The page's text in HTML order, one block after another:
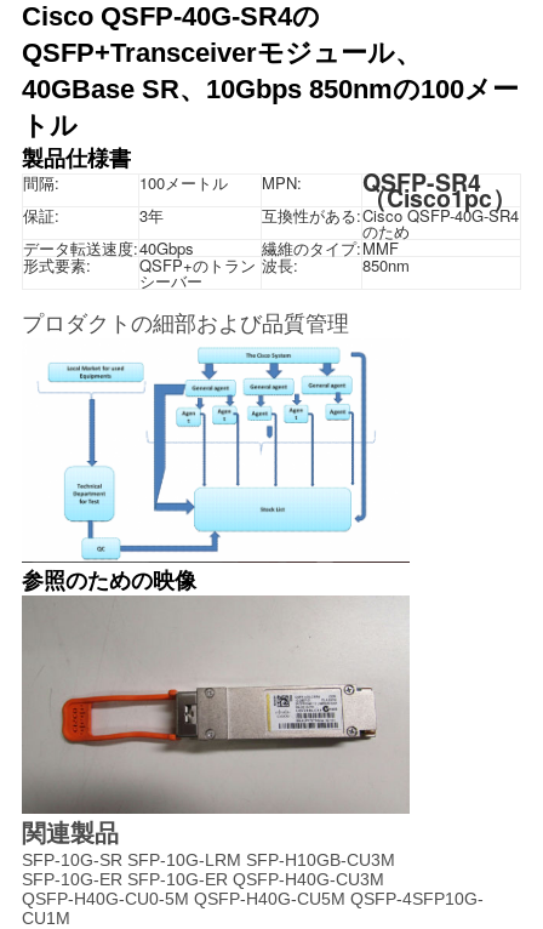
連
絡
く
だ
さ
い
事
SITEMAP
プ
ラ
イ
Cisco QSFP-40G-SR4の
QSFP+Transceiverモジュール、
40GBase SR、10Gbps 850nmの100メー
トル
製品仕様書
間隔: 100メートル MPN: QSFP-SR4
（Cisco1pc）
保証: 3年 互換性がある:Cisco QSFP-40G-SR4
のため
データ転送速度:40Gbps 繊維のタイプ:MMF
形式要素: QSFP+のトラン
シーバー
波長: 850nm
プロダクトの細部および品質管理
参照のための映像
関連製品
SFP-10G-SR SFP-10G-LRM SFP-H10GB-CU3M
SFP-10G-ER SFP-10G-ER QSFP-H40G-CU3M
QSFP-H40G-CU0-5M QSFP-H40G-CU5M QSFP-4SFP10G-
CU1M